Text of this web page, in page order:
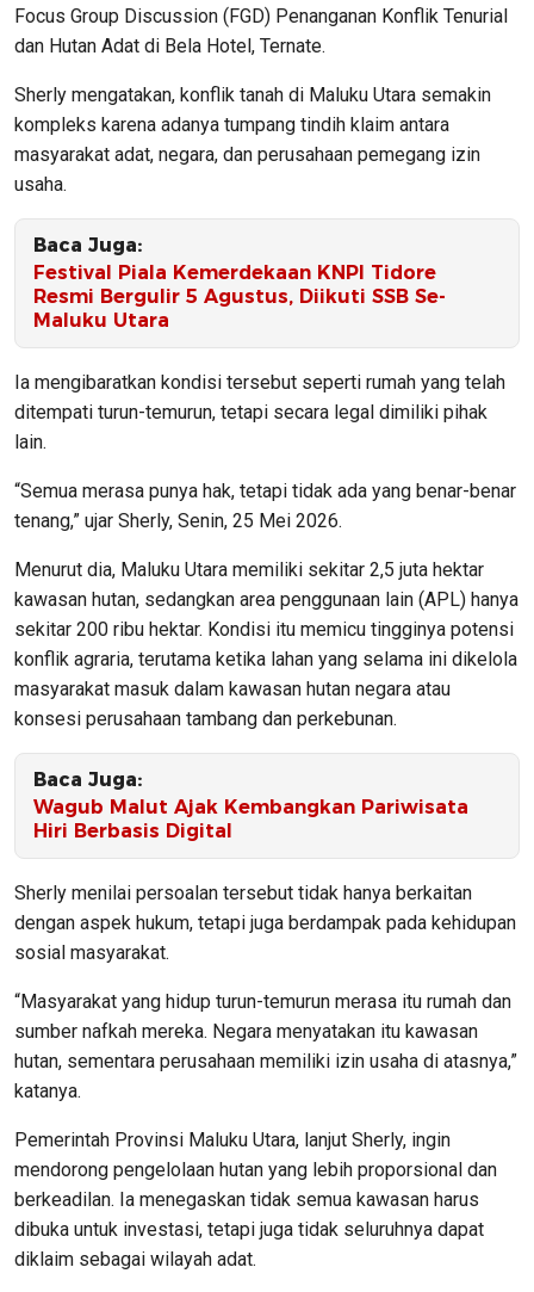
Focus Group Discussion (FGD) Penanganan Konflik Tenurial
dan Hutan Adat di Bela Hotel, Ternate.
Sherly mengatakan, konflik tanah di Maluku Utara semakin
kompleks karena adanya tumpang tindih klaim antara
masyarakat adat, negara, dan perusahaan pemegang izin
usaha.
Baca Juga:
Festival Piala Kemerdekaan KNPI Tidore
Resmi Bergulir 5 Agustus, Diikuti SSB Se-
Maluku Utara
Ia mengibaratkan kondisi tersebut seperti rumah yang telah
ditempati turun-temurun, tetapi secara legal dimiliki pihak
lain.
“Semua merasa punya hak, tetapi tidak ada yang benar-benar
tenang,” ujar Sherly, Senin, 25 Mei 2026.
Menurut dia, Maluku Utara memiliki sekitar 2,5 juta hektar
kawasan hutan, sedangkan area penggunaan lain (APL) hanya
sekitar 200 ribu hektar. Kondisi itu memicu tingginya potensi
konflik agraria, terutama ketika lahan yang selama ini dikelola
masyarakat masuk dalam kawasan hutan negara atau
konsesi perusahaan tambang dan perkebunan.
Baca Juga:
Wagub Malut Ajak Kembangkan Pariwisata
Hiri Berbasis Digital
Sherly menilai persoalan tersebut tidak hanya berkaitan
dengan aspek hukum, tetapi juga berdampak pada kehidupan
sosial masyarakat.
“Masyarakat yang hidup turun-temurun merasa itu rumah dan
sumber nafkah mereka. Negara menyatakan itu kawasan
hutan, sementara perusahaan memiliki izin usaha di atasnya,”
katanya.
Pemerintah Provinsi Maluku Utara, lanjut Sherly, ingin
mendorong pengelolaan hutan yang lebih proporsional dan
berkeadilan. Ia menegaskan tidak semua kawasan harus
dibuka untuk investasi, tetapi juga tidak seluruhnya dapat
diklaim sebagai wilayah adat.